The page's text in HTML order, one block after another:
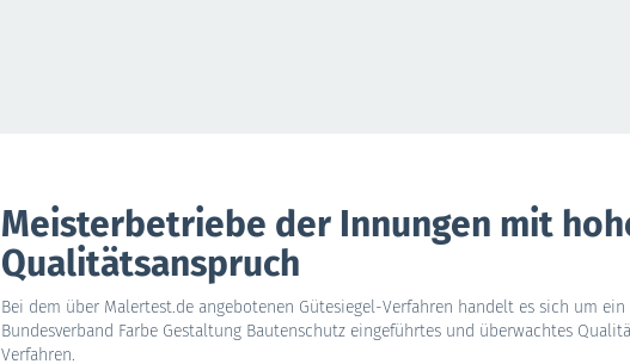
Meisterbetriebe der Innungen mit
Qualitätsanspruch
Bei dem über Malertest.de angebotenen Gütesiegel-Verfahren handelt es sich um ein
Bundesverband Farbe Gestaltung Bautenschutz eingeführtes und überwachtes
Verfahren.